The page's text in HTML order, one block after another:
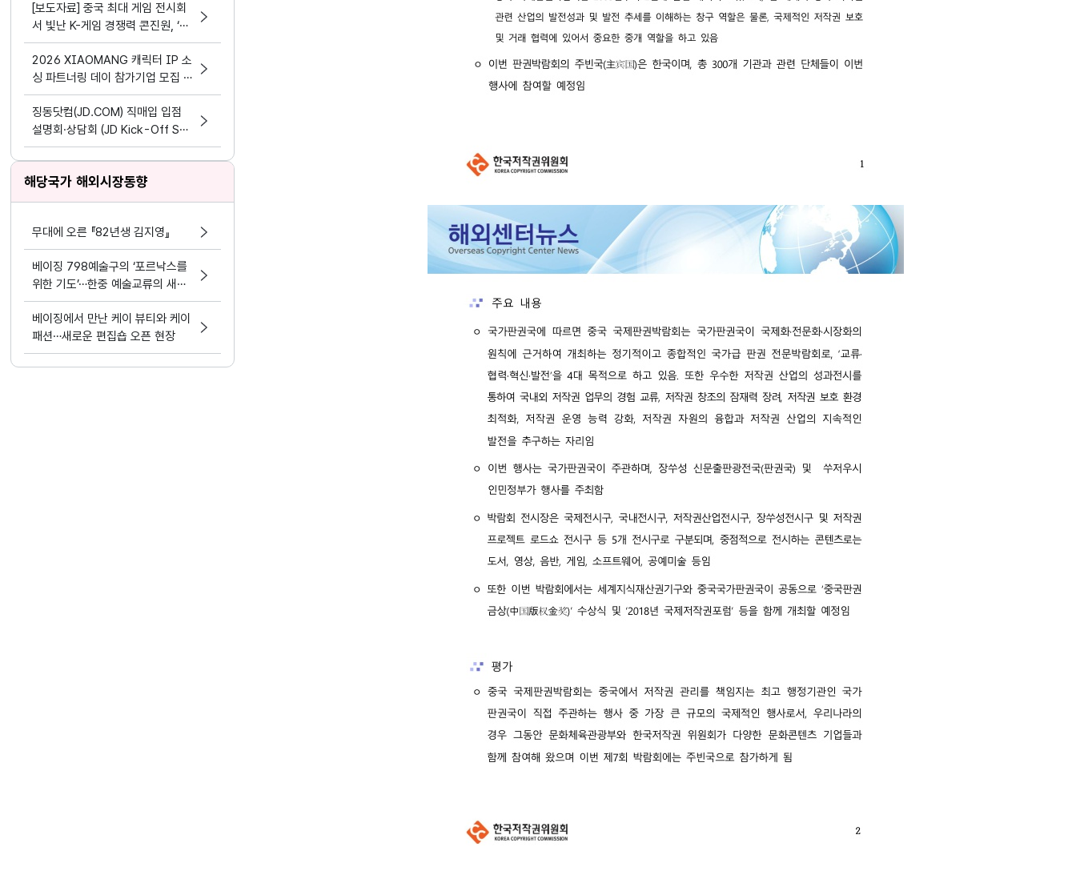
[보도자료] 중국 최대 게임 전시회
서 빛난 K-게임 경쟁력 콘진원, ‘차
이나조이 2026’ 한국공동관 성료
2026 XIAOMANG 캐릭터 IP 소
싱 파트너링 데이 참가기업 모집 공
고
징동닷컴(JD.COM) 직매입 입점
설명회·상담회 (JD Kick-Off Su
mmit 2026)
해당국가 해외시장동향
무대에 오른 『82년생 김지영』
베이징 798예술구의 ‘포르낙스를
위한 기도’…한중 예술교류의 새로
운 접점
베이징에서 만난 케이 뷰티와 케이
패션…새로운 편집숍 오픈 현장